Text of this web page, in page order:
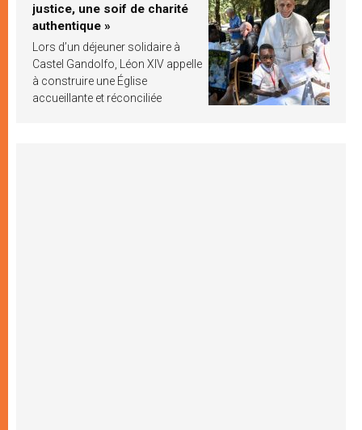
justice, une soif de charité
authentique »
Lors d’un déjeuner solidaire à
Castel Gandolfo, Léon XIV appelle
à construire une Église
accueillante et réconciliée